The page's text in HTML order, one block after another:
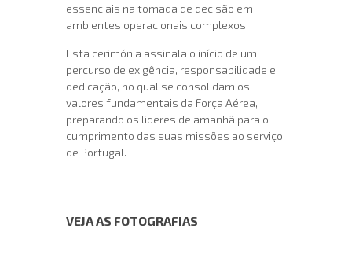
essenciais na tomada de decisão em
ambientes operacionais complexos.
Esta cerimónia assinala o início de um
percurso de exigência, responsabilidade e
dedicação, no qual se consolidam os
valores fundamentais da Força Aérea,
preparando os lideres de amanhã para o
cumprimento das suas missões ao serviço
de Portugal.
VEJA AS FOTOGRAFIAS